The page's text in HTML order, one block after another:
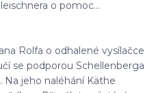
o pomoc...
Rolfa o odhalené vysílačce
se podporou Schellenberga
jeho naléhání Käthe